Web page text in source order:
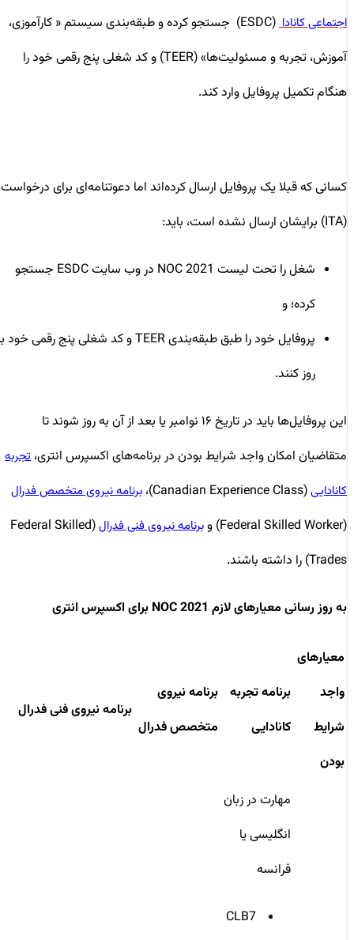
اجتماعی کانادا(ESDC) جستجو کرده و طبقه‌بندی سیستم
« کارآموزی،
آموزش، تجربه و مسئولیت‌ها»
(TEER) و کد شغلی پنج رقمی خود را
هنگام تکمیل پروفایل وارد کند.
کسانی که قبلا یک پروفایل ارسال کرده‌اند اما دعوتنامه‌ای برای درخواست
شغل را تحت لیست NOC 2021 در وب سایت ESDC جستجو
کرده؛ و
پروفایل خود را طبق طبقه‌بندی TEER و کد شغلی پنج رقمی خود به
روز کنند.
این پروفایل‌ها باید در تاریخ ۱۶ نوامبر یا بعد از آن به روز شوند تا
متقاضیان امکان واجد شرایط بودن در برنامه‌های اکسپرس انتری،تجربه
کانادایی(Canadian Experience Class)، برنامه نیروی متخصص فدرال
برنامه نیروی فنی فدرال (Federal Skilled
Trades) را داشته باشند.
به روز رسانی معیارهای لازم NOC 2021 برای اکسپرس انتری
معیارهای
واجد
شرایط
بودن
برنامه تجربه
کانادایی
برنامه نیروی
متخصص فدرال
برنامه نیروی فنی فدرال
مهارت‌ در زبان
انگلیسی یا
فرانسه
CLB7